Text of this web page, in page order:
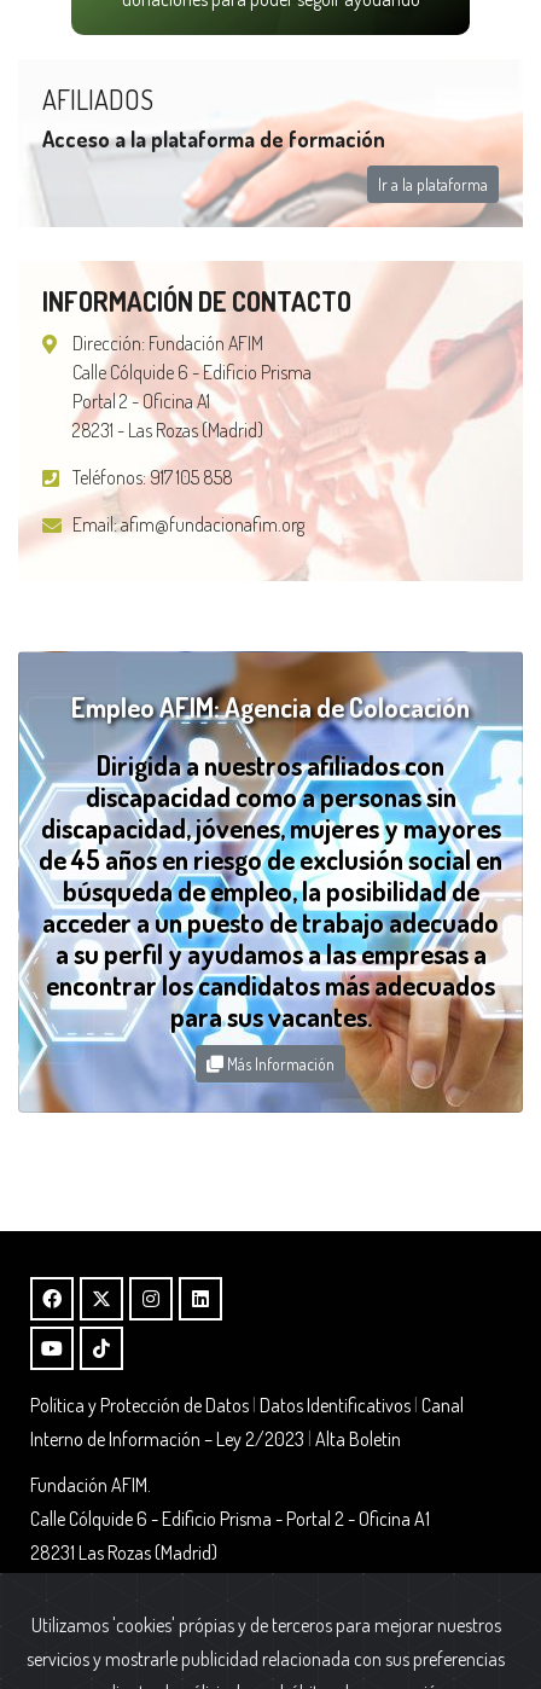
AFILIADOS
Acceso a la plataforma de formación
Ir a la plataforma
INFORMACIÓN DE CONTACTO
Dirección: Fundación AFIM
Calle Cólquide 6 - Edificio Prisma
Portal 2 - Oficina A1
28231 - Las Rozas (Madrid)
Teléfonos:917 105 858
Email:afim@fundacionafim.org
Empleo AFIM: Agencia de Colocación
Dirigida a nuestros afiliados con
discapacidad como a personas sin
discapacidad, jóvenes, mujeres y mayores
de 45 años en riesgo de exclusión social en
búsqueda de empleo, la posibilidad de
acceder a un puesto de trabajo adecuado
a su perfil y ayudamos a las empresas a
encontrar los candidatos más adecuados
para sus vacantes.
Más Información
Utilizamos 'cookies' própias y de terceros para mejorar nuestros
servicios y mostrarle publicidad relacionada con sus preferencias
Política y Protección de Datos | Datos Identificativos | Canal
Interno de Información – Ley 2/2023 | Alta Boletin
Fundación AFIM.
Calle Cólquide 6 - Edificio Prisma - Portal 2 - Oficina A1
28231 Las Rozas (Madrid)